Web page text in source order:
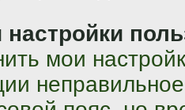
мои